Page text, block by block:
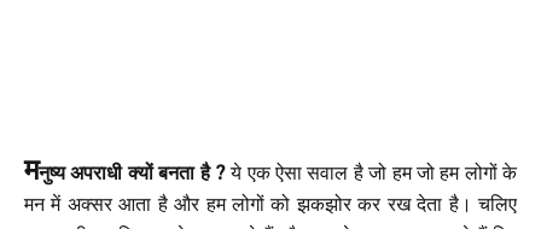
मनुष्य अपराधी क्यों बनता है ?ये एक ऐसा सवाल है जो हम जो हम लोगों के
मन में अक्सर आता है और हम लोगों को झकझोर कर रख देता है। चलिए